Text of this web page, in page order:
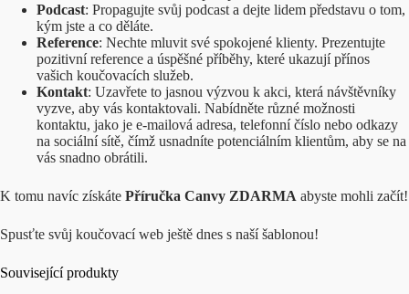
Podcast: Propagujte svůj podcast a dejte lidem představu o tom,
kým jste a co děláte.
Reference: Nechte mluvit své spokojené klienty. Prezentujte
pozitivní reference a úspěšné příběhy, které ukazují přínos
vašich koučovacích služeb.
Kontakt: Uzavřete to jasnou výzvou k akci, která návštěvníky
vyzve, aby vás kontaktovali. Nabídněte různé možnosti
kontaktu, jako je e-mailová adresa, telefonní číslo nebo odkazy
na sociální sítě, čímž usnadníte potenciálním klientům, aby se na
vás snadno obrátili.
K tomu navíc získáte Příručka Canvy ZDARMA abyste mohli začít!
Spusťte svůj koučovací web ještě dnes s naší šablonou!
Související produkty